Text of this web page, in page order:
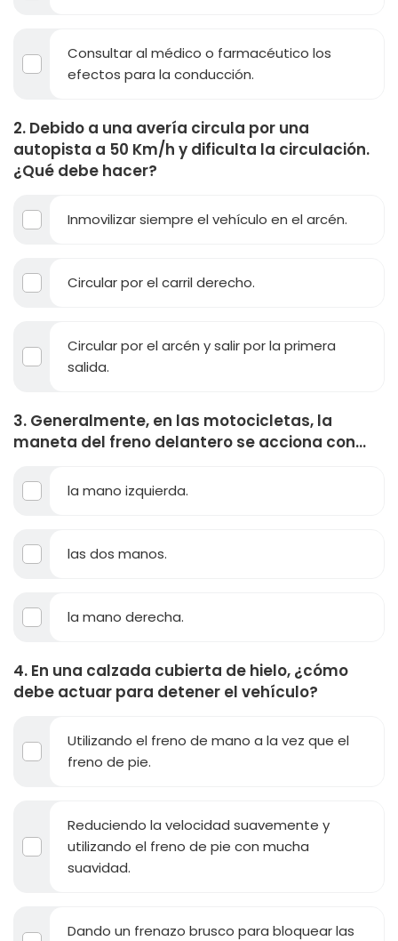
Consultar al médico o farmacéutico los
efectos para la conducción.
2. Debido a una avería circula por una
autopista a 50 Km/h y dificulta la circulación.
¿Qué debe hacer?
Inmovilizar siempre el vehículo en el arcén.
Circular por el carril derecho.
Circular por el arcén y salir por la primera
salida.
3. Generalmente, en las motocicletas, la
maneta del freno delantero se acciona con...
la mano izquierda.
las dos manos.
la mano derecha.
4. En una calzada cubierta de hielo, ¿cómo
debe actuar para detener el vehículo?
Utilizando el freno de mano a la vez que el
freno de pie.
Reduciendo la velocidad suavemente y
utilizando el freno de pie con mucha
suavidad.
Dando un frenazo brusco para bloquear las